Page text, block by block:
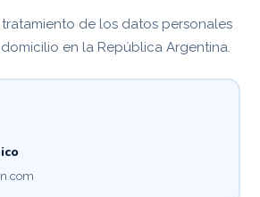
de los datos personales
domicilio en la República Argentina.